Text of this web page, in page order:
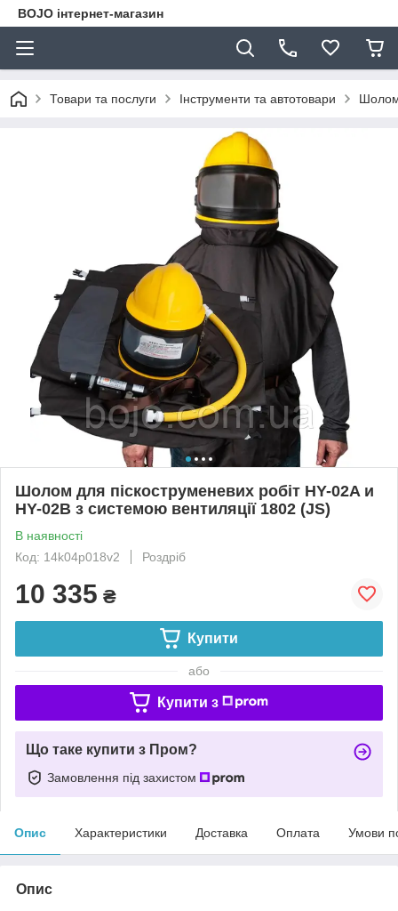
BOJO інтернет-магазин
Товари та послуги Інструменти та автотовари Шолом
Шолом для піскоструменевих робіт HY-02A и
HY-02B з системою вентиляції 1802 (JS)
В наявності
Код: 14k04p018v2
Роздріб
10 335 ₴
Купити
або
Купити з
Що таке купити з Пром?
Замовлення під захистом
Опис Характеристики Доставка Оплата Умови
Опис